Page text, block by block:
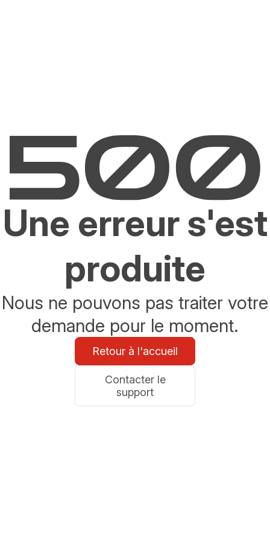
Une erreur s'est
produite
Nous ne pouvons pas traiter votre
demande pour le moment.
Retour à l'accueil
Contacter le
support